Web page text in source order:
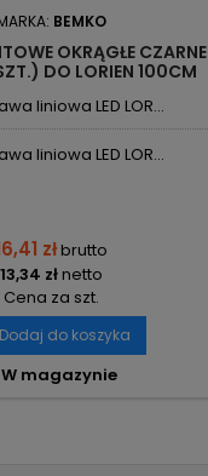
BEMKO
OKRĄGŁE CZARNE
DO LORIEN 100CM
RO-BL BEMKO
liniowa LED LOR...
liniowa LED LOR...
złbrutto
13,34 złnetto
Cena za szt.
Dodaj do koszyka
W magazynie